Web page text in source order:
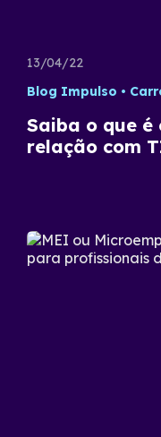
13/04/22
Blog Impulso
Saiba o que é
relação com